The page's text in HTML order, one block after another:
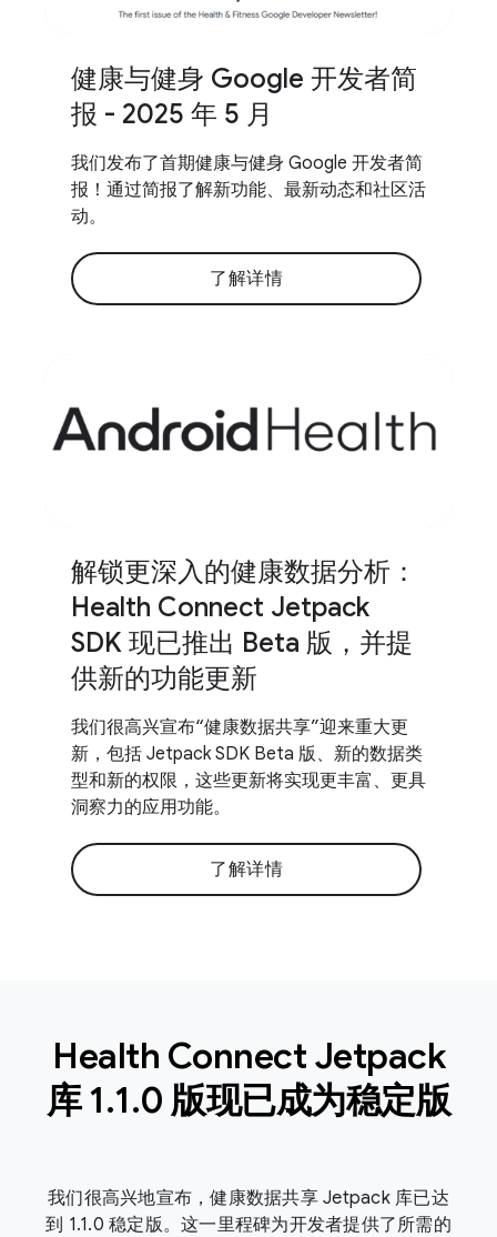
健康与健身 Google 开发者简
报 - 2025 年 5 月
我们发布了首期健康与健身 Google 开发者简
报！通过简报了解新功能、最新动态和社区活
动。
了解详情
解锁更深入的健康数据分析：
Health Connect Jetpack
SDK 现已推出 Beta 版，并提
供新的功能更新
我们很高兴宣布“健康数据共享”迎来重大更
新，包括 Jetpack SDK Beta 版、新的数据类
型和新的权限，这些更新将实现更丰富、更具
洞察力的应用功能。
了解详情
Health Connect Jetpack
库 1.1.0 版现已成为稳定版
我们很高兴地宣布，健康数据共享 Jetpack 库已达
到 1.1.0 稳定版。这一里程碑为开发者提供了所需的